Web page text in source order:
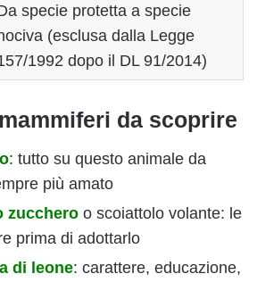
specie protetta a specie
(esclusa dalla Legge
1992 dopo il DL 91/2014)
da scoprire
: tutto su questo animale da
più amato
zucchero o scoiattolo volante: le
prima di adottarlo
di leone: carattere, educazione,